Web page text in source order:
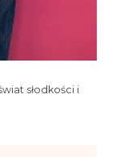
słodkości i